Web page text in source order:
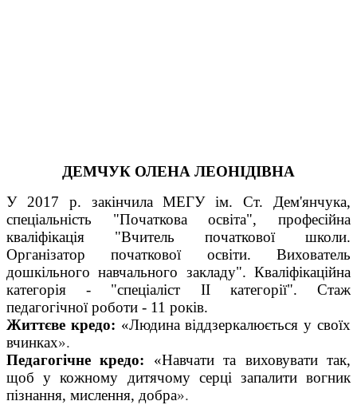
ДЕМЧУК ОЛЕНА ЛЕОНІДІВНА
У 2017 р. закінчила МЕГУ ім. Ст. Дем'янчука,
спеціальність "Початкова освіта", професійна
кваліфікація "Вчитель початкової школи.
Організатор початкової освіти. Вихователь
дошкільного навчального закладу". Кваліфікаційна
категорія - "спеціаліст ІІ категорії". Стаж
педагогічної роботи - 11 років.
Життєве кредо: «Людина віддзеркалюється у своїх
вчинках».
Педагогічне кредо:
«Навчати та виховувати так,
щоб у кожному дитячому серці запалити вогник
пізнання, мислення, добра».